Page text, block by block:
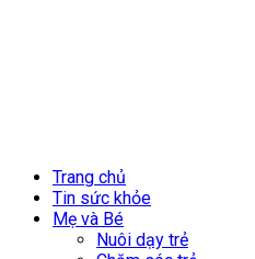
Trang chủ
Tin sức khỏe
Mẹ và Bé
Nuôi dạy trẻ